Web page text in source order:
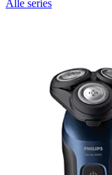
Alle series